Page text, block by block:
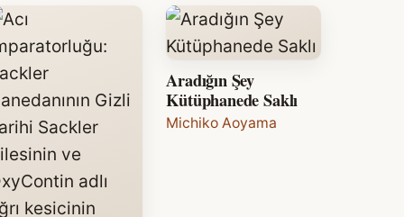
Aradığın Şey
Kütüphanede Saklı
Michiko Aoyama